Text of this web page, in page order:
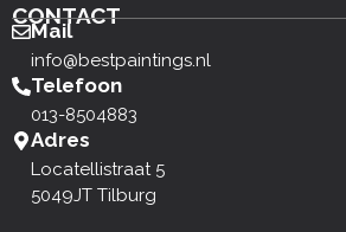
CONTACT
Mail
info@bestpaintings.nl
Telefoon
013-8504883
Adres
Locatellistraat 5
5049JT Tilburg